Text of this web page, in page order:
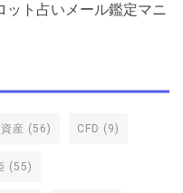
ット占いメール鑑定マニ
産 (56) CFD (9)
(55)